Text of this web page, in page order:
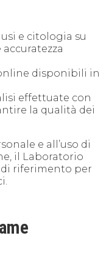
e citologia su
disponibili in
effettuate con
la qualità dei
e all’uso di
il Laboratorio
riferimento per